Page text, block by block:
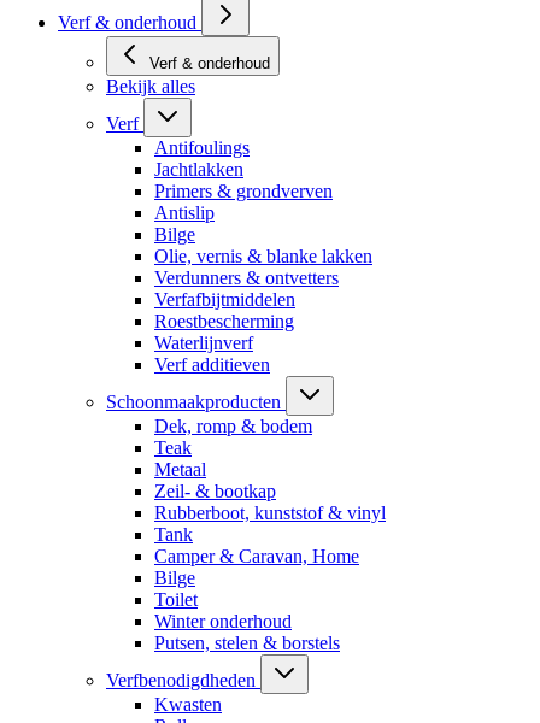
Verf & onderhoud
Verf & onderhoud
Bekijk alles
Verf
Antifoulings
Jachtlakken
Primers & grondverven
Antislip
Bilge
Olie, vernis & blanke lakken
Verdunners & ontvetters
Verfafbijtmiddelen
Roestbescherming
Waterlijnverf
Verf additieven
Schoonmaakproducten
Dek, romp & bodem
Teak
Metaal
Zeil- & bootkap
Rubberboot, kunststof & vinyl
Tank
Camper & Caravan, Home
Bilge
Toilet
Winter onderhoud
Putsen, stelen & borstels
Verfbenodigdheden
Kwasten